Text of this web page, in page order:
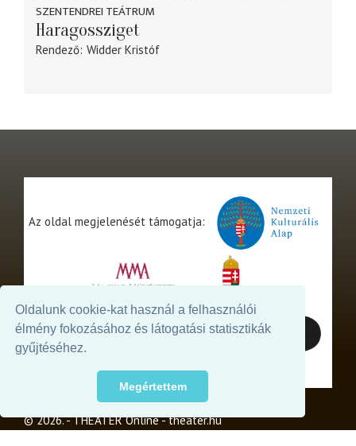
Oldalunk cookie-kat használ a felhasználói
élmény fokozásához és látogatási statisztikák
gyűjtéséhez.
Megértettem
SZENTENDREI TEÁTRUM
Haragossziget
Rendező Widder Kristóf
Az oldal megjelenését támogatja:
© 2026. - THEATER Online -theater.hu